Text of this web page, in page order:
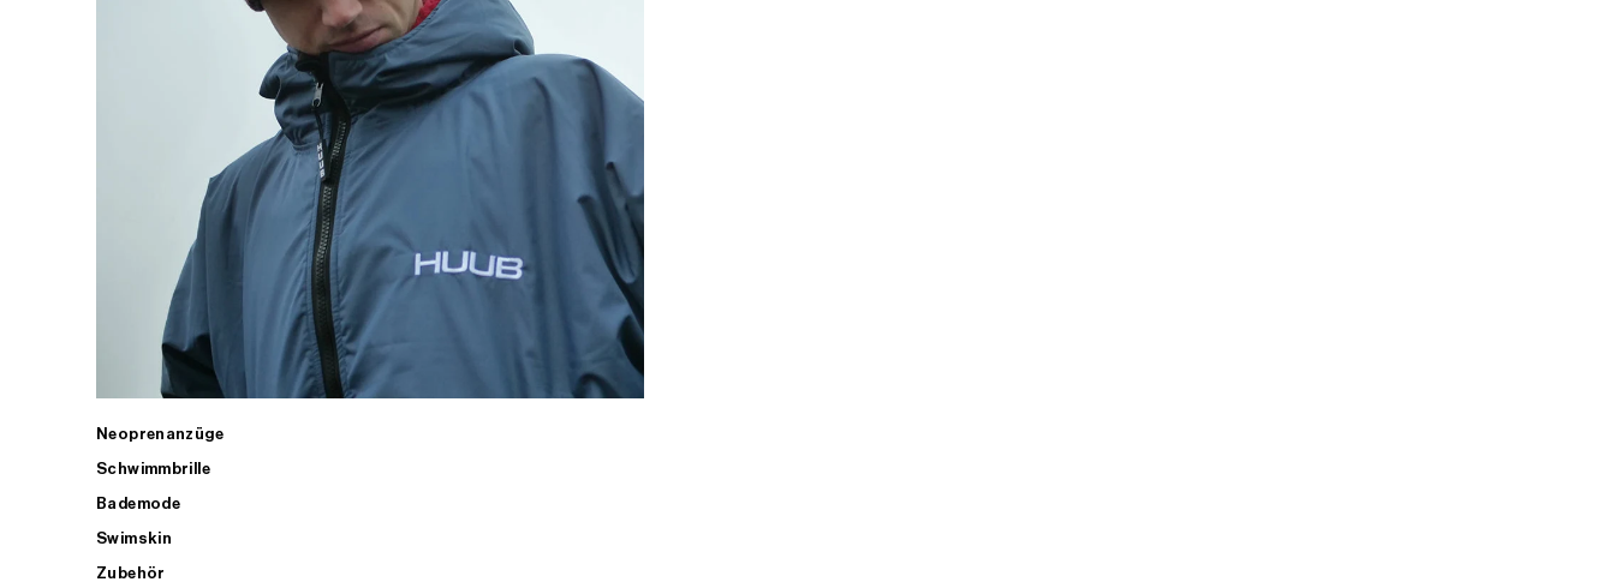
Neoprenanzüge
Schwimmbrille
Bademode
Swimskin
Zubehör